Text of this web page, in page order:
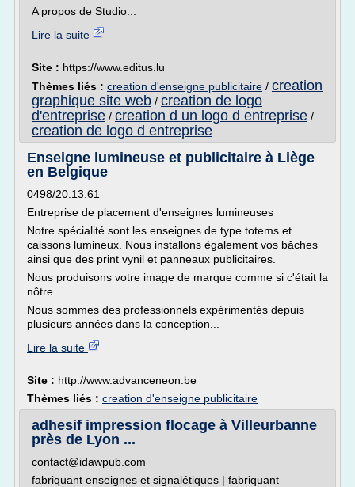
A propos de Studio...
Lire la suite
Site : https://www.editus.lu
Thèmes liés : creation d'enseigne publicitaire / creation
graphique site web / creation de logo
d'entreprise / creation d un logo d entreprise /
creation de logo d entreprise
Enseigne lumineuse et publicitaire à Liège
en Belgique
0498/20.13.61
Entreprise de placement d'enseignes lumineuses
Notre spécialité sont les enseignes de type totems et
caissons lumineux. Nous installons également vos bâches
ainsi que des print vynil et panneaux publicitaires.
Nous produisons votre image de marque comme si c'était la
nôtre.
Nous sommes des professionnels expérimentés depuis
plusieurs années dans la conception...
Lire la suite
Site : http://www.advanceneon.be
Thèmes liés : creation d'enseigne publicitaire
adhesif impression flocage à Villeurbanne
près de Lyon ...
contact@idawpub.com
fabriquant enseignes et signalétiques | fabriquant